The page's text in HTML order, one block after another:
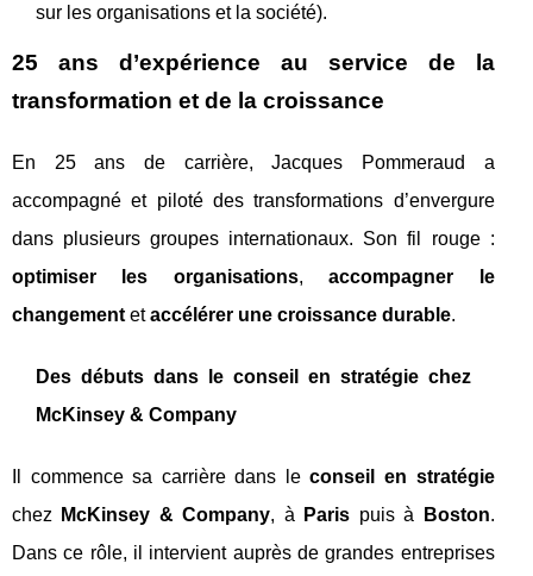
sur les organisations et la société).
25 ans d’expérience au service de la
transformation et de la croissance
En 25 ans de carrière, Jacques Pommeraud a
accompagné et piloté des transformations d’envergure
dans plusieurs groupes internationaux. Son fil rouge :
optimiser les organisations,accompagner le
changement etaccélérer une croissance durable.
Des débuts dans le conseil en stratégie chez
McKinsey & Company
Il commence sa carrière dans leconseil en stratégie
chez
McKinsey & Company, à Paris puis à Boston.
Dans ce rôle, il intervient auprès de grandes entreprises